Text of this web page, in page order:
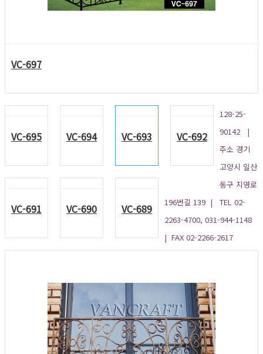
VC-697
VC-695 VC-694 VC-693 VC-692
VC-691 VC-690 VC-689
128-25-
90142 |
주소 경기
고양시 일산
동구 지영로
196번길 139 | TEL 02-
2263-4700, 031-944-1148
| FAX 02-2266-2617